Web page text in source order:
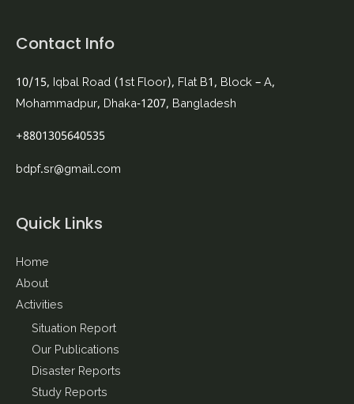
Contact Info
10/15, Iqbal Road (1st Floor), Flat B1, Block – A,
Mohammadpur, Dhaka-1207, Bangladesh
+8801305640535
bdpf.sr@gmail.com
Quick Links
Home
About
Activities
Situation Report
Our Publications
Disaster Reports
Study Reports